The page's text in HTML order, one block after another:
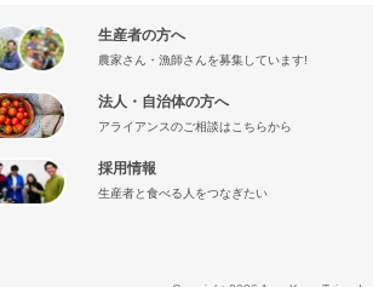
生産者の方へ
農家さん・漁師さんを募集しています!
法人・自治体の方へ
アライアンスのご相談はこちらから
採用情報
生産者と食べる人をつなぎたい